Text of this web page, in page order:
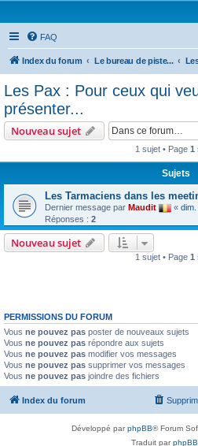
FAQ
Index du forum Le bureau de piste...
Les Pax : Pour ceux qui
présenter...
Nouveau sujet
1 sujet • Page 1
Sujets
Les Tarmaciens dans les
Dernier message par Maudit « dim.
Réponses : 2
Nouveau sujet
1 sujet • Page 1
PERMISSIONS DU FORUM
Vous ne pouvez pas poster de nouveaux sujets
Vous ne pouvez pas répondre aux sujets
Vous ne pouvez pas modifier vos messages
Vous ne pouvez pas supprimer vos messages
Vous ne pouvez pas joindre des fichiers
Index du forum
Développé parphpBB® Forum
Traduit par